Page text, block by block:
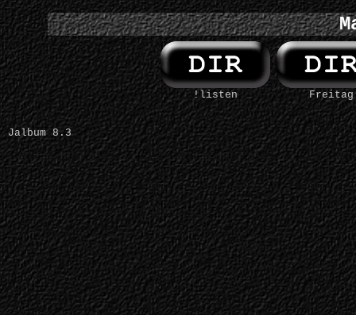
!listen Freitag
Jalbum 8.3